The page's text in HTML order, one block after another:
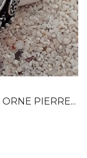
PIERRE...